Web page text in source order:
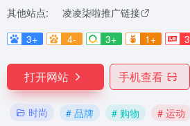
其他站点:
凌凌柒啦推广链接
3+
4- 3+ 1+
打开网站 手机查看
时尚 # 品牌 # 购物 # 运动